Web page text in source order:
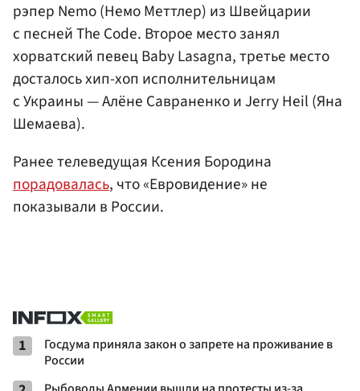
рэпер Nemo (Немо Меттлер) из Швейцарии
с песней The Code. Второе место занял
хорватский певец Baby Lasagna, третье место
досталось хип-хоп исполнительницам
с Украины — Алёне Савраненко и Jerry Heil (Яна
Шемаева).
Ранее телеведущая Ксения Бородина
порадовалась, что «Евровидение» не
показывали в России.
1
Госдума приняла закон о запрете на проживание в
России